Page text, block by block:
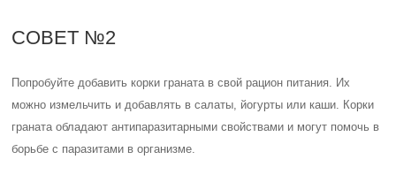
СОВЕТ №2
Попробуйте добавить корки граната в свой рацион питания. Их
можно измельчить и добавлять в салаты, йогурты или каши. Корки
граната обладают антипаразитарными свойствами и могут помочь в
борьбе с паразитами в организме.